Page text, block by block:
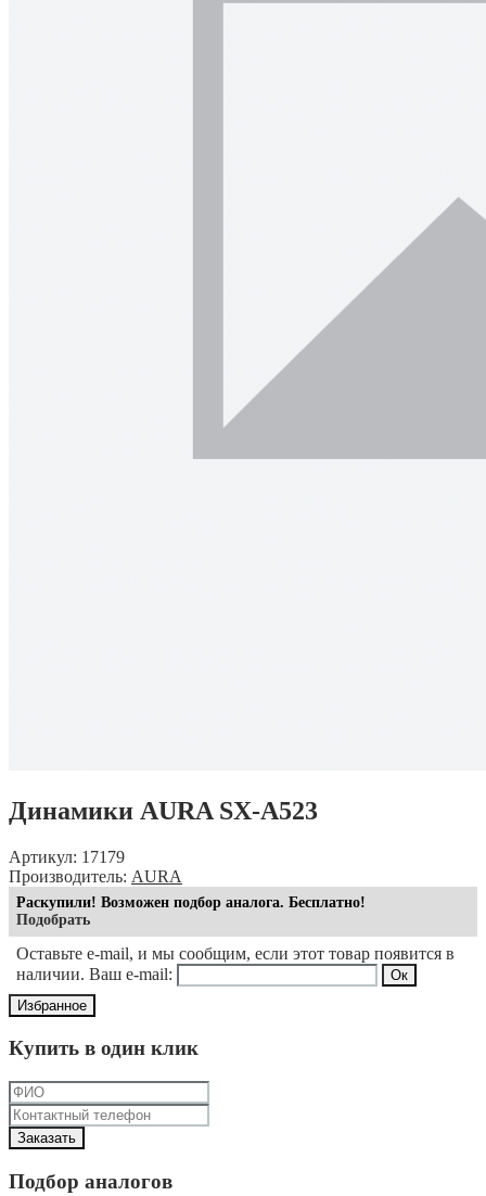
Динамики AURA SX-A523
Артикул: 17179
Производитель: AURA
Раскупили! Возможен подбор аналога. Бесплатно!
Подобрать
Оставьте e-mail, и мы сообщим, если этот товар появится в
наличии. Ваш e-mail:
Избранное
Купить в один клик
Подбор аналогов